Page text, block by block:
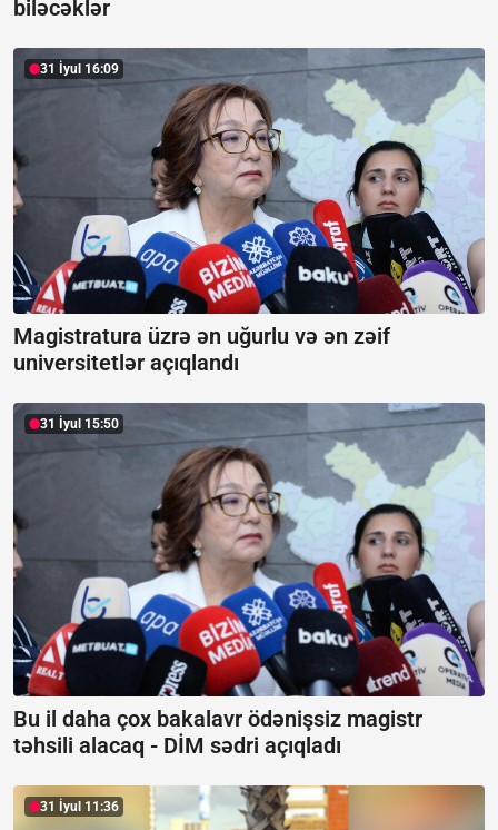
biləcəklər
31 İyul 16:09
Magistratura üzrə ən uğurlu və ən zəif
universitetlər açıqlandı
31 İyul 15:50
Bu il daha çox bakalavr ödənişsiz magistr
təhsili alacaq - DİM sədri açıqladı
31 İyul 11:36